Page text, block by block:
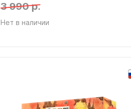
3 990 р.
Нет в наличии